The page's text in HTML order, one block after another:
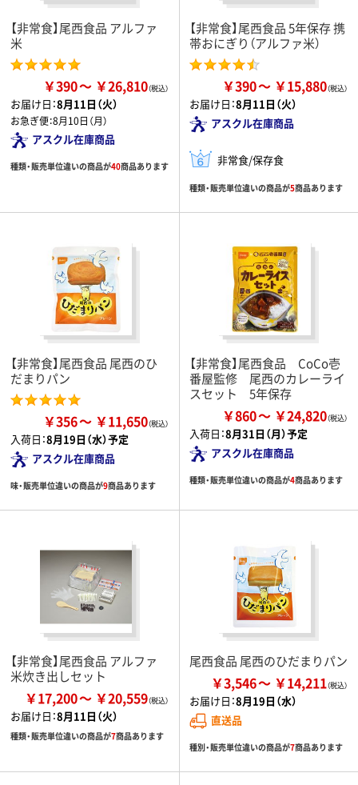
【非常食】尾西食品 アルファ
米
￥390 ￥26,810
お届け日：8月11日（火）
お急ぎ便：8月10日（月）
アスクル在庫商品
種類・販売単位違いの商品が40商品あります
【非常食】尾西食品 5年保存 携
帯おにぎり（アルファ米）
￥390 ￥15,880
お届け日：8月11日（火）
アスクル在庫商品
非常食/保存食
種類・販売単位違いの商品が5商品あります
【非常食】尾西食品 尾西のひ
だまりパン
￥356 ￥11,650
入荷日：8月19日（水）予定
アスクル在庫商品
味・販売単位違いの商品が9商品あります
【非常食】尾西食品 CoCo壱
番屋監修 尾西のカレーライ
スセット 5年保存
￥860 ￥24,820
入荷日：8月31日（月）予定
アスクル在庫商品
種類・販売単位違いの商品が4商品あります
【非常食】尾西食品 アルファ
米炊き出しセット
￥17,200 ￥20,559
お届け日：8月11日（火）
種類・販売単位違いの商品が7商品あります
尾西食品 尾西のひだまりパン
￥3,546 ￥14,211
お届け日：8月19日（水）
直送品
種別・販売単位違いの商品が7商品あります